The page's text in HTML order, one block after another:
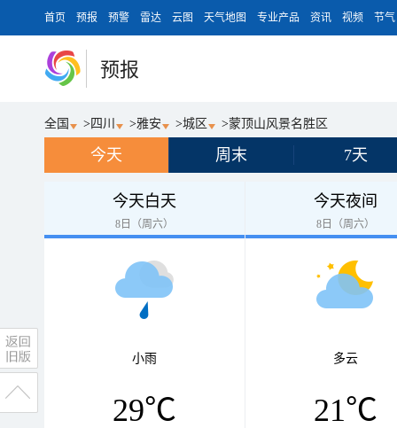
首页 预报 预警 雷达 云图 天气地图 专业产品 资讯 视频 节气
预报
全国 > 四川 >雅安 >城区 >蒙顶山风景名胜区
今天 周末 7天
今天白天
8日（周六）
小雨
29℃
今天夜间
8日（周六）
多云
21℃